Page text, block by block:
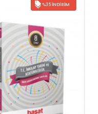
%35 İNDIRIM